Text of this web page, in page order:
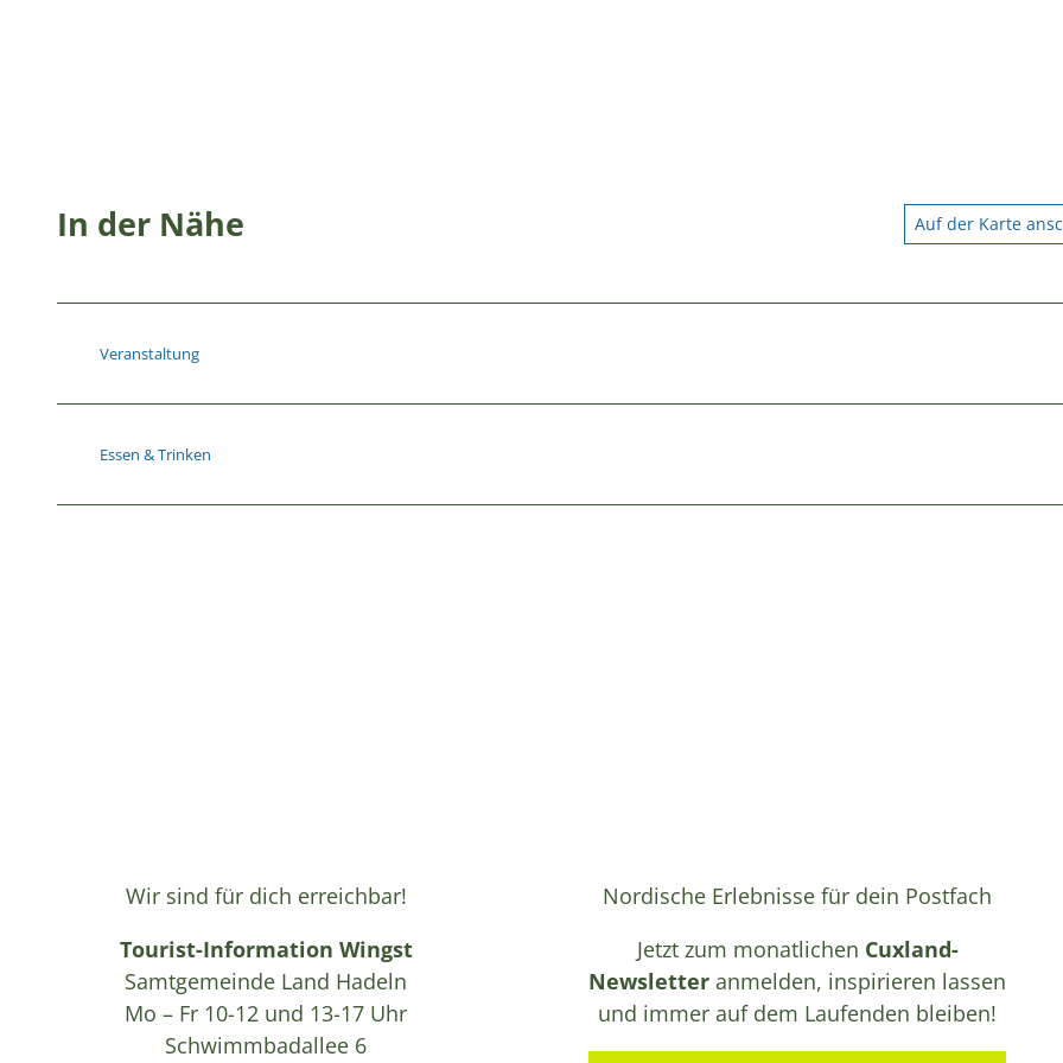
In der Nähe Auf der Karte
Veranstaltung
Essen & Trinken
Wir sind für dich erreichbar!
Tourist-Information Wingst
Samtgemeinde Land Hadeln
Mo – Fr 10-12 und 13-17 Uhr
Schwimmbadallee 6
Nordische Erlebnisse für dein Postfach
Jetzt zum monatlichen Cuxland-
Newsletter anmelden, inspirieren lassen
und immer auf dem Laufenden bleiben!